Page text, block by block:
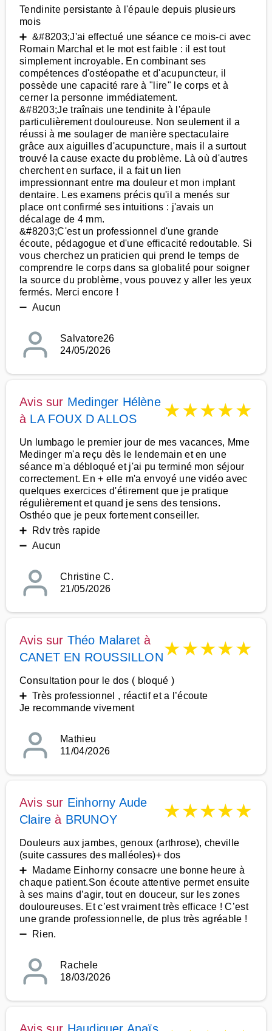
Tendinite persistante à l'épaule depuis plusieurs
mois
➕ &#8203;J'ai effectué une séance ce mois-ci avec
Romain Marchal et le mot est faible : il est tout
simplement incroyable. En combinant ses
compétences d'ostéopathe et d'acupuncteur, il
possède une capacité rare à "lire" le corps et à
cerner la personne immédiatement.
&#8203;Je traînais une tendinite à l'épaule
particulièrement douloureuse. Non seulement il a
réussi à me soulager de manière spectaculaire
grâce aux aiguilles d'acupuncture, mais il a surtout
trouvé la cause exacte du problème. Là où d'autres
cherchent en surface, il a fait un lien
impressionnant entre ma douleur et mon implant
dentaire. Les examens précis qu'il a menés sur
place ont confirmé ses intuitions : j'avais un
décalage de 4 mm.
&#8203;C'est un professionnel d'une grande
écoute, pédagogue et d'une efficacité redoutable. Si
vous cherchez un praticien qui prend le temps de
comprendre le corps dans sa globalité pour soigner
la source du problème, vous pouvez y aller les yeux
fermés. Merci encore !
➖ Aucun
Salvatore26
24/05/2026
Avis sur Medinger Hélène
à LA FOUX D ALLOS ★★★★★
Un lumbago le premier jour de mes vacances, Mme
Medinger m'a reçu dès le lendemain et en une
séance m'a débloqué et j'ai pu terminé mon séjour
correctement. En + elle m'a envoyé une vidéo avec
quelques exercices d'étirement que je pratique
régulièrement et quand je sens des tensions.
Osthéo que je peux fortement conseiller.
➕ Rdv très rapide
➖ Aucun
Christine C.
21/05/2026
Avis sur Théo Malaret à
CANET EN ROUSSILLON★★★★★
Consultation pour le dos ( bloqué )
➕ Très professionnel , réactif et a l’écoute
Je recommande vivement
Mathieu
11/04/2026
Avis sur Einhorny Aude
Claire à BRUNOY ★★★★★
Douleurs aux jambes, genoux (arthrose), cheville
(suite cassures des malléoles)+ dos
➕ Madame Einhorny consacre une bonne heure à
chaque patient.Son écoute attentive permet ensuite
à ses mains d’agir, tout en douceur, sur les zones
douloureuses. Et c’est vraiment très efficace ! C’est
une grande professionnelle, de plus très agréable !
➖ Rien.
Rachele
18/03/2026